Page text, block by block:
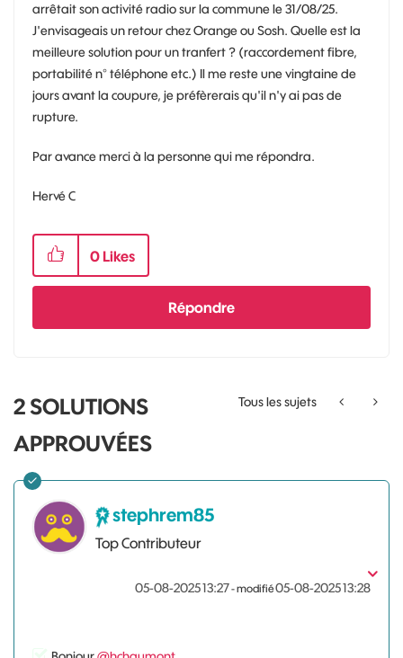
arrêtait son activité radio sur la commune le 31/08/25.
J'envisageais un retour chez Orange ou Sosh. Quelle est la
meilleure solution pour un tranfert ? (raccordement fibre,
portabilité n° téléphone etc.) Il me reste une vingtaine de
jours avant la coupure, je préfèrerais qu'il n'y ai pas de
rupture.
Par avance merci à la personne qui me répondra.
Hervé C
0 Likes
Répondre
Tous les sujets
2 SOLUTIONS
APPROUVÉES
stephrem85
Top Contributeur
‎05-08-202513:27- modifié‎05-08-202513:28